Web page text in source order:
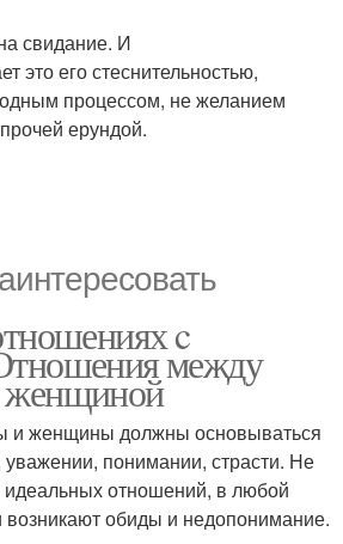
свидание. И
это его стеснительностью,
процессом, не желанием
ерундой.
c
между
и женщины должны основываться
понимании, страсти. Не
отношений, в любой
возникают обиды и недопонимание.